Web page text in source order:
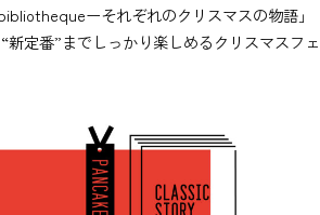
ーそれぞれのクリスマスの物語」
新定番”までしっかり楽しめるクリスマスフェ